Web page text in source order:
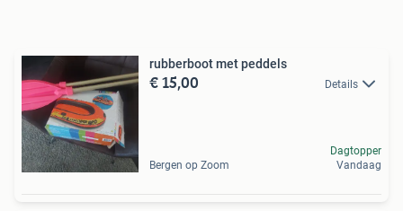
rubberboot met peddels
€ 15,00 Details
Bergen op Zoom
Dagtopper
Vandaag